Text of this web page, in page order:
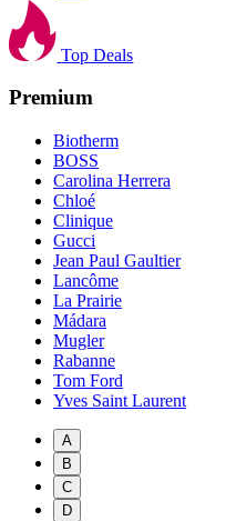
Top Deals
Premium
Biotherm
BOSS
Carolina Herrera
Chloé
Clinique
Gucci
Jean Paul Gaultier
Lancôme
La Prairie
Mádara
Mugler
Rabanne
Tom Ford
Yves Saint Laurent
A
B
C
D